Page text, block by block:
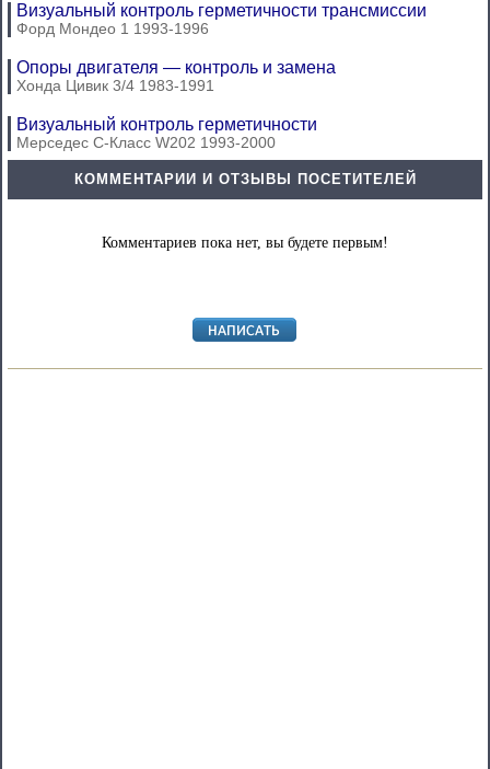
Визуальный контроль герметичности трансмиссии
Форд Мондео 1 1993-1996
Опоры двигателя — контроль и замена
Хонда Цивик 3/4 1983-1991
Визуальный контроль герметичности
Мерседес C-Класс W202 1993-2000
КОММЕНТАРИИ И ОТЗЫВЫ ПОСЕТИТЕЛЕЙ
Комментариев пока нет, вы будете первым!